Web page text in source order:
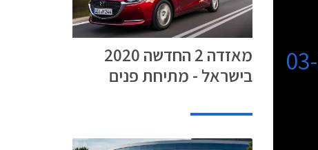
מאזדה 2 החדשה 2020
בישראל - מתיחת פנים